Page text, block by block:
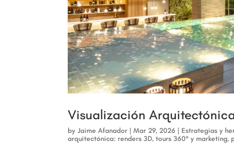
Visualización
byJaime Afanador |Mar 29, 2026 | Estrategias y
arquitectónica: renders 3D, tours 360° y marketing,